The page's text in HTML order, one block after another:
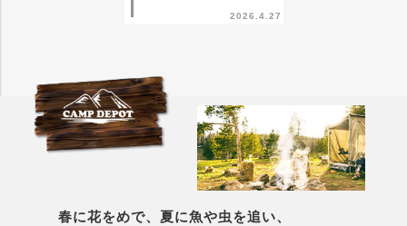
2026.4.27
春に花をめで、夏に魚や虫を追い、